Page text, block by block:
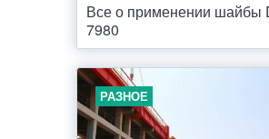
Все о применении шайбы
7980
РАЗНОЕ